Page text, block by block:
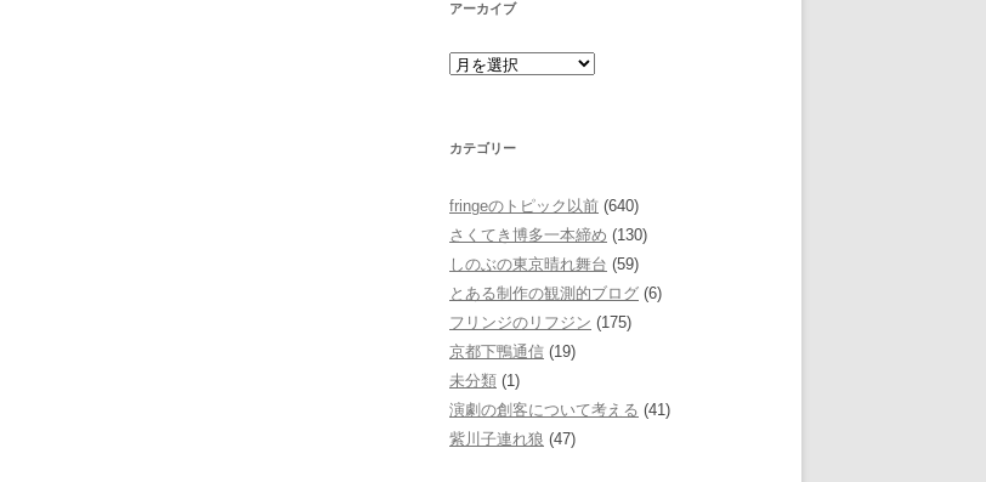
アーカイブ
カテゴリー
fringeのトピック以前 (640)
さくてき博多一本締め (130)
しのぶの東京晴れ舞台 (59)
とある制作の観測的ブログ (6)
フリンジのリフジン (175)
京都下鴨通信 (19)
未分類 (1)
演劇の創客について考える (41)
紫川子連れ狼 (47)